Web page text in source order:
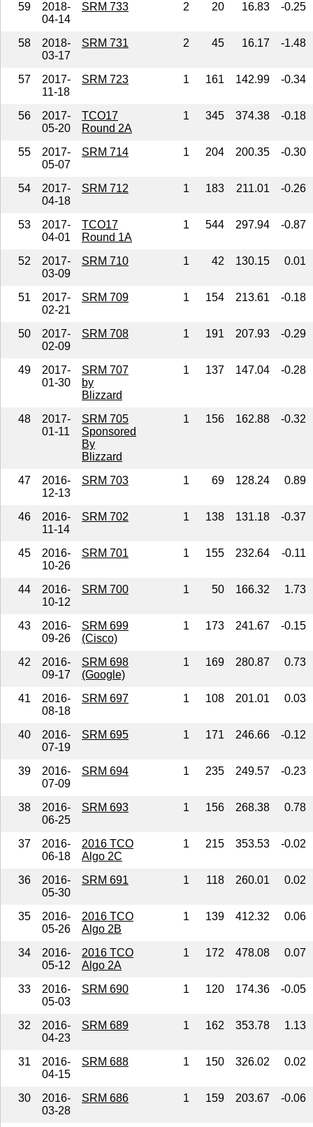
59
2018-
04-14
SRM 733 2 20 16.83 -0.25
58
2018-
03-17
SRM 731 2 45 16.17 -1.48
57
2017-
11-18
SRM 723 1 161 142.99 -0.34
56
2017-
05-20
TCO17
Round 2A
1 345 374.38 -0.18
55
2017-
05-07
SRM 714 1 204 200.35 -0.30
54
2017-
04-18
SRM 712 1 183 211.01 -0.26
53
2017-
04-01
TCO17
Round 1A
1 544 297.94 -0.87
52
2017-
03-09
SRM 710 1 42 130.15 0.01
51
2017-
02-21
SRM 709 1 154 213.61 -0.18
50
2017-
02-09
SRM 708 1 191 207.93 -0.29
49
2017-
01-30
SRM 707
by
Blizzard
1 137 147.04 -0.28
48
2017-
01-11
SRM 705
Sponsored
By
Blizzard
1 156 162.88 -0.32
47
2016-
12-13
SRM 703 1 69 128.24 0.89
46
2016-
11-14
SRM 702 1 138 131.18 -0.37
45
2016-
10-26
SRM 701 1 155 232.64 -0.11
44
2016-
10-12
SRM 700 1 50 166.32 1.73
43
2016-
09-26
SRM 699
(Cisco)
1 173 241.67 -0.15
42
2016-
09-17
SRM 698
(Google)
1 169 280.87 0.73
41
2016-
08-18
SRM 697 1 108 201.01 0.03
40
2016-
07-19
SRM 695 1 171 246.66 -0.12
39
2016-
07-09
SRM 694 1 235 249.57 -0.23
38
2016-
06-25
SRM 693 1 156 268.38 0.78
37
2016-
06-18
2016 TCO
Algo 2C
1 215 353.53 -0.02
36
2016-
05-30
SRM 691 1 118 260.01 0.02
35
2016-
05-26
2016 TCO
Algo 2B
1 139 412.32 0.06
34
2016-
05-12
2016 TCO
Algo 2A
1 172 478.08 0.07
33
2016-
05-03
SRM 690 1 120 174.36 -0.05
32
2016-
04-23
SRM 689 1 162 353.78 1.13
31
2016-
04-15
SRM 688 1 150 326.02 0.02
30
2016-
03-28
SRM 686 1 159 203.67 -0.06